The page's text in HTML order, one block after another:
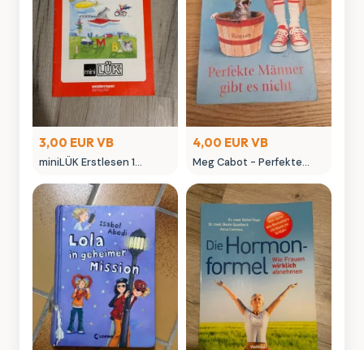
3,00 EUR VB
miniLÜK Erstlesen 1
4,00 EUR VB
Meg Cabot - Perfekte
Roman